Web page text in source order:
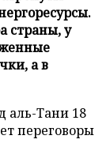
страны, у
а в
аль-Тани 18
переговоры